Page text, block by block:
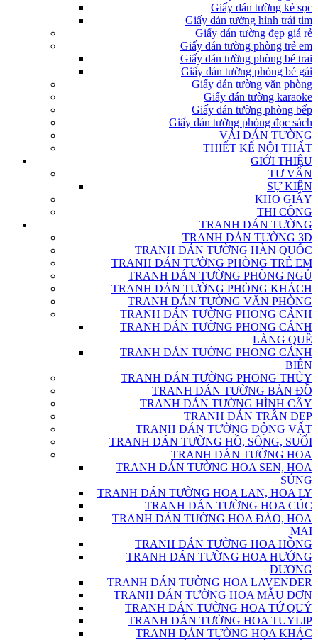
Giấy dán tường kẻ sọc
Giấy dán tường hình trái tim
Giấy dán tường đẹp giá rẻ
Giấy dán tường phòng trẻ em
Giấy dán tường phòng bé trai
Giấy dán tường phòng bé gái
Giấy dán tường văn phòng
Giấy dán tường karaoke
Giấy dán tường phòng bếp
Giấy dán tường phòng đọc sách
VẢI DÁN TƯỜNG
THIẾT KẾ NỘI THẤT
GIỚI THIỆU
TƯ VẤN
SỰ KIỆN
KHO GIẤY
THI CÔNG
TRANH DÁN TƯỜNG
TRANH DÁN TƯỜNG 3D
TRANH DÁN TƯỜNG HÀN QUỐC
TRANH DÁN TƯỜNG PHÒNG TRẺ EM
TRANH DÁN TƯỜNG PHÒNG NGỦ
TRANH DÁN TƯỜNG PHÒNG KHÁCH
TRANH DÁN TƯỜNG VĂN PHÒNG
TRANH DÁN TƯỜNG PHONG CẢNH
TRANH DÁN TƯỜNG PHONG CẢNH
LÀNG QUÊ
TRANH DÁN TƯỜNG PHONG CẢNH
BIỂN
TRANH DÁN TƯỜNG PHONG THỦY
TRANH DÁN TƯỜNG BẢN ĐỒ
TRANH DÁN TƯỜNG HÌNH CÂY
TRANH DÁN TRẦN ĐẸP
TRANH DÁN TƯỜNG ĐỘNG VẬT
TRANH DÁN TƯỜNG HỒ, SÔNG, SUỐI
TRANH DÁN TƯỜNG HOA
TRANH DÁN TƯỜNG HOA SEN, HOA
SÚNG
TRANH DÁN TƯỜNG HOA LAN, HOA LY
TRANH DÁN TƯỜNG HOA CÚC
TRANH DÁN TƯỜNG HOA ĐÀO, HOA
MAI
TRANH DÁN TƯỜNG HOA HỒNG
TRANH DÁN TƯỜNG HOA HƯỚNG
DƯƠNG
TRANH DÁN TƯỜNG HOA LAVENDER
TRANH DÁN TƯỜNG HOA MẪU ĐƠN
TRANH DÁN TƯỜNG HOA TỨ QUÝ
TRANH DÁN TƯỜNG HOA TUYLIP
TRANH DÁN TƯỜNG HOA KHÁC